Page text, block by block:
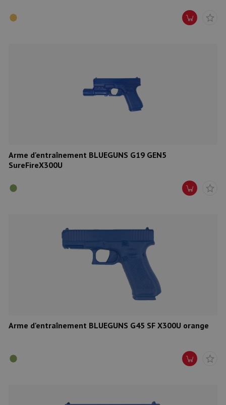
Arme d'entraînement BLUEGUNS G19 GEN5
SureFireX300U
Arme d'entraînement BLUEGUNS G45 SF X300U orange